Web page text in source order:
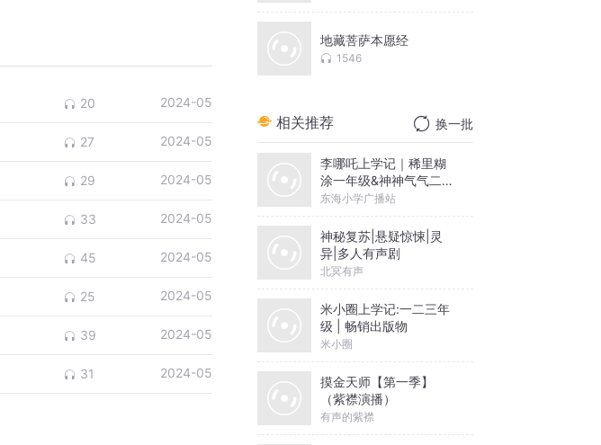
20 2024-05
27 2024-05
29 2024-05
33 2024-05
45 2024-05
25 2024-05
39 2024-05
31 2024-05
地藏菩萨本愿经
1546
相关推荐 换一批
李哪吒上学记｜稀里糊
涂一年级&神神气气二年
级
东海小学广播站
神秘复苏|悬疑惊悚|灵
异|多人有声剧
北冥有声
米小圈上学记:一二三年
级 | 畅销出版物
米小圈
摸金天师【第一季】
（紫襟演播）
有声的紫襟